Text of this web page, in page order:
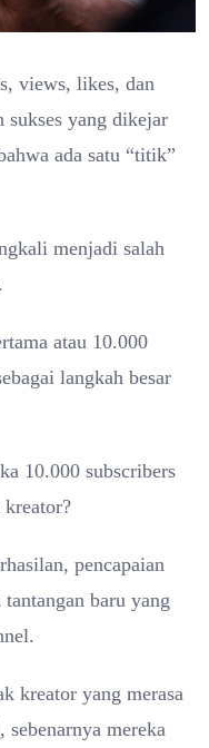
views, likes, dan
sukses yang dikejar
ada satu “titik”
menjadi salah
atau 10.000
langkah besar
10.000 subscribers
pencapaian
baru yang
kreator yang merasa
sebenarnya mereka